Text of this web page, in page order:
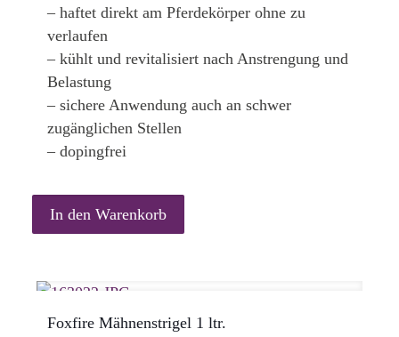
– haftet direkt am Pferdekörper ohne zu
verlaufen
– kühlt und revitalisiert nach Anstrengung und
Belastung
– sichere Anwendung auch an schwer
zugänglichen Stellen
– dopingfrei
In den Warenkorb
Foxfire Mähnenstrigel 1 ltr.